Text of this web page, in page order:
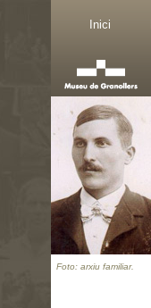
Inici
Foto: arxiu familiar.